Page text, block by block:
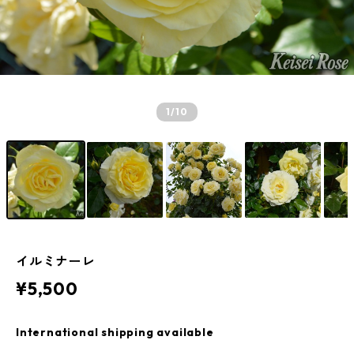
1/10
イルミナーレ
¥5,500
International shipping available